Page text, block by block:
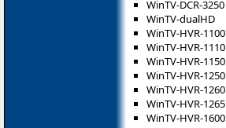
WinTV-DCR-3250
WinTV-dualHD
WinTV-HVR-1100
WinTV-HVR-1110
WinTV-HVR-1150
WinTV-HVR-1250
WinTV-HVR-1260
WinTV-HVR-1265
WinTV-HVR-1600